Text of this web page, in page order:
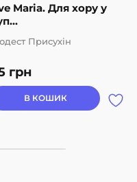
Maria. Для хору у
грн
Присухін
В КОШИК